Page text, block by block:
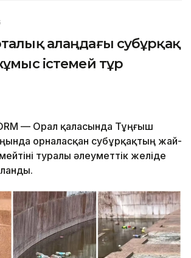
алаңдағы субұрқақ
істемей тұр
— Орал қаласында Тұңғыш
орналасқан субұрқақтың жай-
туралы әлеуметтік желіде